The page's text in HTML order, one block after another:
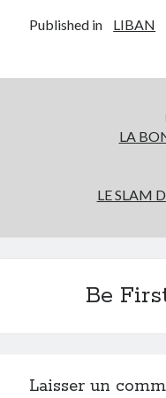
Published in LIBAN
LA
LE SLAM
Be
Laisser un